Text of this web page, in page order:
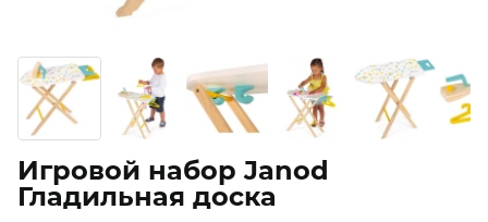
Игровой набор Janod
Гладильная доска